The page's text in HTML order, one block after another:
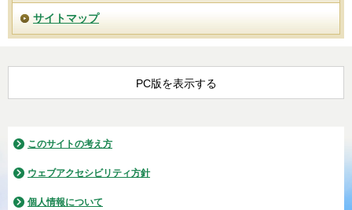
サイトマップ
PC版を表示する
このサイトの考え方
ウェブアクセシビリティ方針
個人情報について